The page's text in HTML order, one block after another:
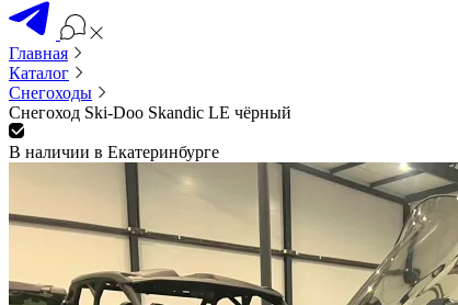
Главная
Каталог
Снегоходы
Снегоход Ski-Doo Skandic LE чёрный
В наличии в Екатеринбурге